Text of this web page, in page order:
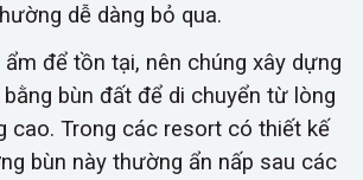
dễ dàng bỏ qua.
để tồn tại, nên chúng xây dựng
bùn đất để di chuyển từ lòng
cao. Trong các resort có thiết kế
bùn này thường ẩn nấp sau các